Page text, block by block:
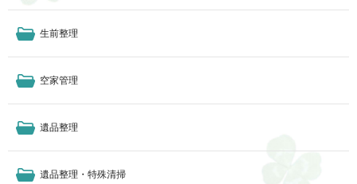
生前整理
空家管理
遺品整理
遺品整理・特殊清掃